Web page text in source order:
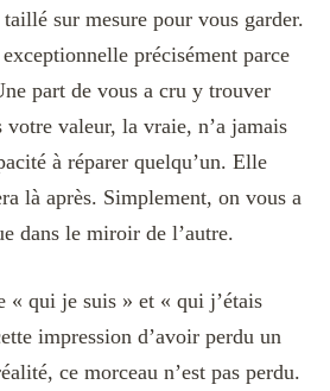
sur mesure pour vous garder.
précisément parce
part de vous a cru y trouver
valeur, la vraie, n’a jamais
à réparer quelqu’un. Elle
là après. Simplement, on vous a
dans le miroir de l’autre.
« qui je suis » et « qui j’étais
impression d’avoir perdu un
ce morceau n’est pas perdu.